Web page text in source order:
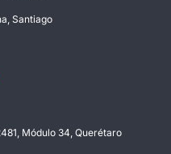
Santiago
Módulo 34, Querétaro